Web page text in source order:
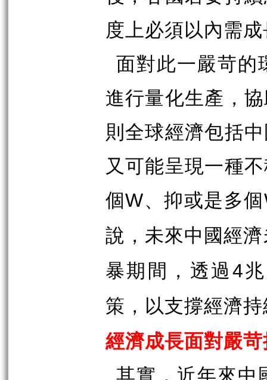
度上必須以內需
面對此一嚴苛的
進行量化生產，
則全球經濟包括
又可能呈現一種
個W、抑或是多個
說，未來中國經
暴期間，透過 4
策，以支撐經濟
經濟成長面對嚴
其實，近年來中